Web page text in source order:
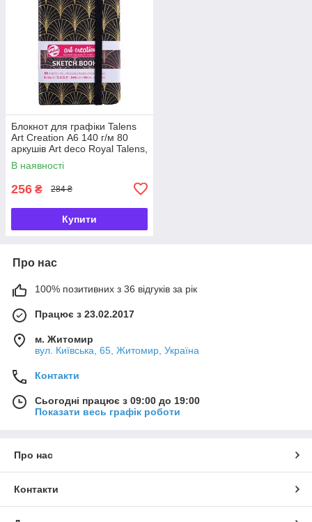
Блокнот для графіки Talens
Art Creation А6 140 г/м 80
аркушів Art deco Royal Talens,
9314151
В наявності
256 ₴ 284 ₴
Купити
Про нас
100% позитивних з 36 відгуків за рік
Працює з 23.02.2017
м. Житомир
вул. Київська, 65, Житомир, Україна
Контакти
Сьогодні працює з 09:00 до 19:00
Показати весь графік роботи
Про нас
Контакти